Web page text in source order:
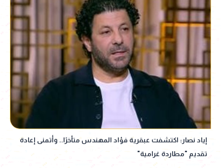
إياد نصار: اكتشفت عبقرية فؤاد المهندس متأخرًا.. وأتمنى إعادة
تقديم "مطاردة غرامية"